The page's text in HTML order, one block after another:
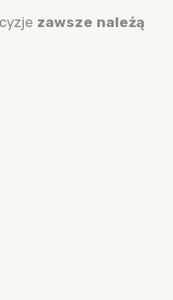
zawsze należą